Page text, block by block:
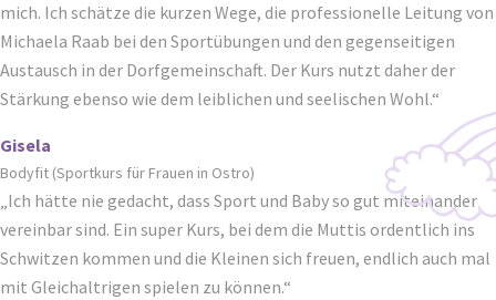
mich. Ich schätze die kurzen Wege, die professionelle Leitung von
Michaela Raab bei den Sportübungen und den gegenseitigen
Austausch in der Dorfgemeinschaft. Der Kurs nutzt daher der
Stärkung ebenso wie dem leiblichen und seelischen Wohl.“
Gisela
Bodyfit (Sportkurs für Frauen in Ostro)
„Ich hätte nie gedacht, dass Sport und Baby so gut miteinander
vereinbar sind. Ein super Kurs, bei dem die Muttis ordentlich ins
Schwitzen kommen und die Kleinen sich freuen, endlich auch mal
mit Gleichaltrigen spielen zu können.“